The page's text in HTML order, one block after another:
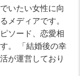
いたい女性に向
メディアです。
ソード、恋愛相
。 「結婚後の幸
が運営しており